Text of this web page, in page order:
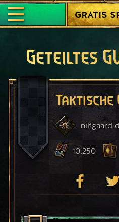
GRATIS
Geteiltes
Taktische
nilfgaard
10.250